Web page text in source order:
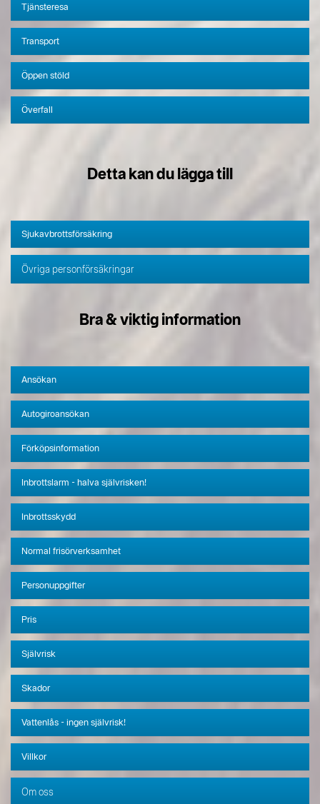
Tjänsteresa
Transport
Öppen stöld
Överfall
Detta kan du lägga till
Sjukavbrottsförsäkring
Övriga personförsäkringar
Bra & viktig information
Ansökan
Autogiroansökan
Förköpsinformation
Inbrottslarm - halva självrisken!
Inbrottsskydd
Normal frisörverksamhet
Personuppgifter
Pris
Självrisk
Skador
Vattenlås - ingen självrisk!
Villkor
Om oss